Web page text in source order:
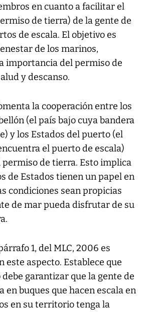
en cuanto a facilitar el
de tierra) de la gente de
de escala. El objetivo es
de los marinos,
importancia del permiso de
y descanso.
la cooperación entre los
(el país bajo cuya bandera
y los Estados del puerto (el
el puerto de escala)
de tierra. Esto implica
de Estados tienen un papel en
condiciones sean propicias
de mar pueda disfrutar de su
1, del MLC, 2006 es
este aspecto. Establece que
debe garantizar que la gente de
en buques que hacen escala en
en su territorio tenga la